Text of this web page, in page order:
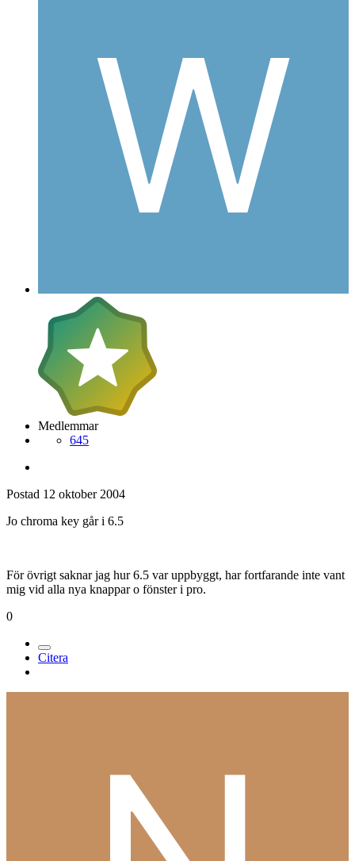
Medlemmar
645
Postad 12 oktober 2004
Jo chroma key går i 6.5
För övrigt saknar jag hur 6.5 var uppbyggt, har fortfarande inte vant
mig vid alla nya knappar o fönster i pro.
0
Citera